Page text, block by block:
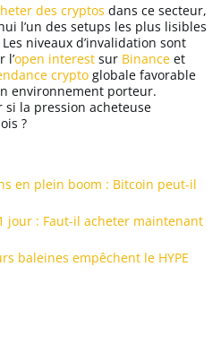
des cryptos dans ce secteur,
l’un des setups les plus lisibles
niveaux d’invalidation sont
l’open interest sur Binance et
crypto globale favorable
environnement porteur.
si la pression acheteuse
?
en plein boom : Bitcoin peut-il
jour : Faut-il acheter maintenant
baleines empêchent le HYPE